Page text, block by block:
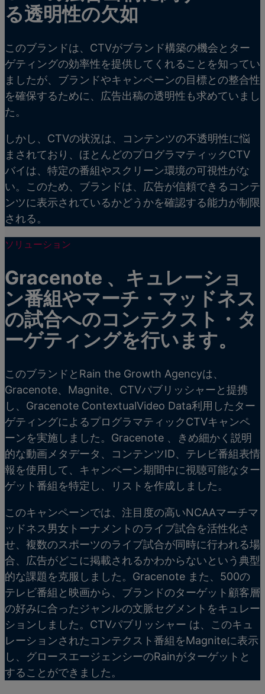
る透明性の欠如
このブランドは、CTVがブランド構築の機会とター
ゲティングの効率性を提供してくれることを知ってい
ましたが、ブランドやキャンペーンの目標との整合性
を確保するために、広告出稿の透明性も求めていまし
た。
しかし、CTVの状況は、コンテンツの不透明性に悩
まされており、ほとんどのプログラマティックCTV
バイは、特定の番組やスクリーン環境の可視性がな
い。このため、ブランドは、広告が信頼できるコンテ
ンツに表示されているかどうかを確認する能力が制限
される。
ソリューション
Gracenote 、キュレーショ
ン番組やマーチ・マッドネス
の試合へのコンテクスト・タ
ーゲティングを行います。
このブランドとRain the Growth Agencyは、
Gracenote、Magnite、CTVパブリッシャーと提携
し、Gracenote ContextualVideo Data利用したター
ゲティングによるプログラマティックCTVキャンペ
ーンを実施しました。Gracenote 、きめ細かく説明
的な動画メタデータ、コンテンツID、テレビ番組表情
報を使用して、キャンペーン期間中に視聴可能なター
ゲット番組を特定し、リストを作成しました。
このキャンペーンでは、注目度の高いNCAAマーチマ
ッドネス男女トーナメントのライブ試合を活性化さ
せ、複数のスポーツのライブ試合が同時に行われる場
合、広告がどこに掲載されるかわからないという典型
的な課題を克服しました。Gracenote また、500の
テレビ番組と映画から、ブランドのターゲット顧客層
の好みに合ったジャンルの文脈セグメントをキュレー
ションしました。CTVパブリッシャー は、このキュ
レーションされたコンテクスト番組をMagniteに表示
し、グロースエージェンシーのRainがターゲットと
することができました。